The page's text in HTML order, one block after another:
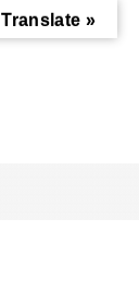
Translate »